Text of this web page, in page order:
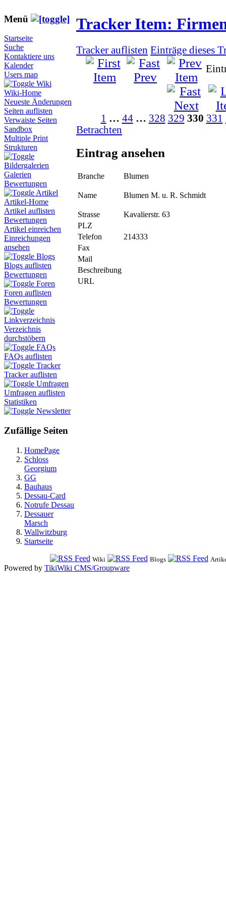
Menü
Startseite
Suche
Kontaktiere uns
Kalender
Users map
Wiki
Wiki-Home
Neueste Änderungen
Seiten auflisten
Verwaiste Seiten
Sandbox
Multiple Print
Strukturen
Bildergalerien
Galerien
Bewertungen
Artikel
Artikel-Home
Artikel auflisten
Bewertungen
Artikel einreichen
Einreichungen
ansehen
Blogs
Blogs auflisten
Bewertungen
Foren
Foren auflisten
Bewertungen
Linkverzeichnis
Verzeichnis
durchstöbern
FAQs
FAQs auflisten
Tracker
Tracker auflisten
Umfragen
Umfragen auflisten
Statistiken
Newsletter
Zufällige Seiten
HomePage
Schloss
Georgium
GG
Bauhaus
Dessau-Card
Notrufe Dessau
Dessauer
Marsch
Wallwitzburg
Startseite
Tracker Item:
Tracker auflisten Einträge dieses
1 … 44 … 328 329 330 331
Betrachten
Eintrag ansehen
Branche Blumen
Name Blumen M. u. R. Schmidt
Strasse
Kavalierstr. 63
PLZ
Telefon
214333
Fax
Mail
Beschreibung
URL
Wiki Blogs
Powered by TikiWiki CMS/Groupware